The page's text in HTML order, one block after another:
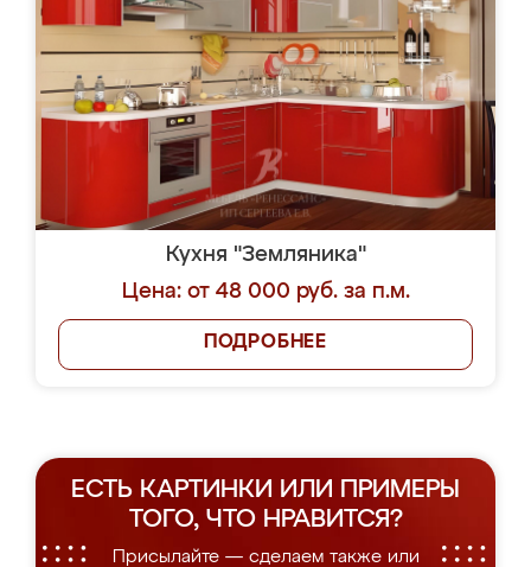
Кухня "Земляника"
Цена: от 48 000 руб. за п.м.
ПОДРОБНЕЕ
ЕСТЬ КАРТИНКИ ИЛИ ПРИМЕРЫ
ТОГО, ЧТО НРАВИТСЯ?
Присылайте — сделаем также или